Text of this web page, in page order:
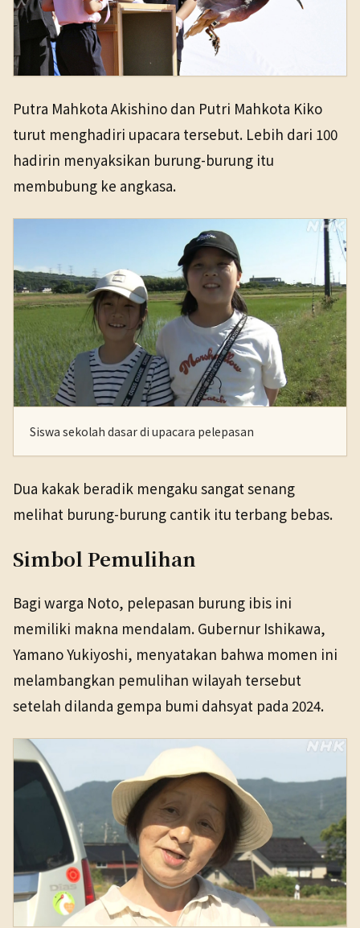
Putra Mahkota Akishino dan Putri Mahkota Kiko
turut menghadiri upacara tersebut. Lebih dari 100
hadirin menyaksikan burung-burung itu
membubung ke angkasa.
Siswa sekolah dasar di upacara pelepasan
Dua kakak beradik mengaku sangat senang
melihat burung-burung cantik itu terbang bebas.
Simbol Pemulihan
Bagi warga Noto, pelepasan burung ibis ini
memiliki makna mendalam. Gubernur Ishikawa,
Yamano Yukiyoshi, menyatakan bahwa momen ini
melambangkan pemulihan wilayah tersebut
setelah dilanda gempa bumi dahsyat pada 2024.